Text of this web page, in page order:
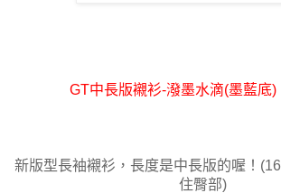
GT中長版襯衫-潑墨水滴(墨藍底
新版型長袖襯衫，長度是中長版的喔！
住臀部)